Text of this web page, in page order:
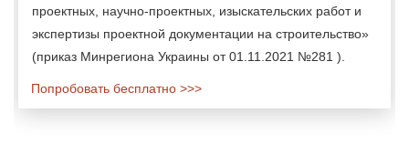
проектных, научно-проектных, изыскательских работ и
экспертизы проектной документации на строительство»
(приказ Минрегиона Украины от 01.11.2021 №281 ).
Попробовать бесплатно >>>